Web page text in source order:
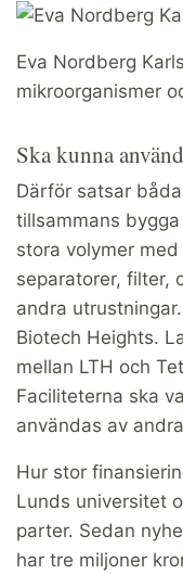
Eva Nordberg
mikroorganismer
Ska kunna
Därför satsar
tillsammans
stora volymer
separatorer, filter,
andra
Biotech Heights.
mellan LTH och
Faciliteterna ska
användas av
Hur stor
Lunds universitet
parter. Sedan
har tre miljoner